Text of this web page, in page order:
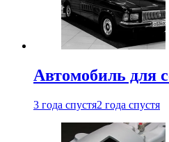
Автомобиль для
3 года спустя2 года спустя